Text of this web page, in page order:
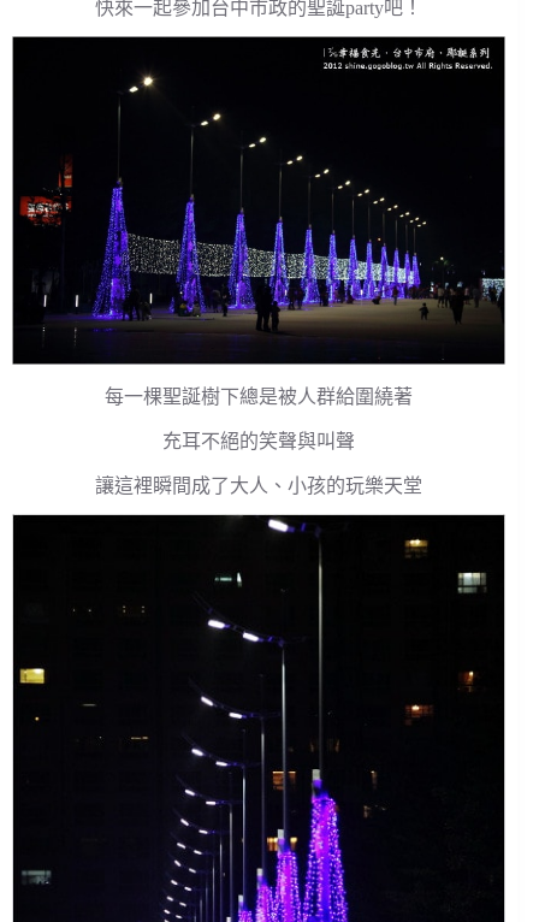
快來一起參加台中市政的聖誕party吧！
每一棵聖誕樹下總是被人群給圍繞著
充耳不絕的笑聲與叫聲
讓這裡瞬間成了大人、小孩的玩樂天堂